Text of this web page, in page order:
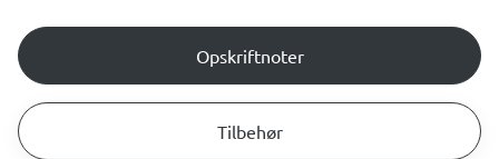
Opskriftnoter
Tilbehør